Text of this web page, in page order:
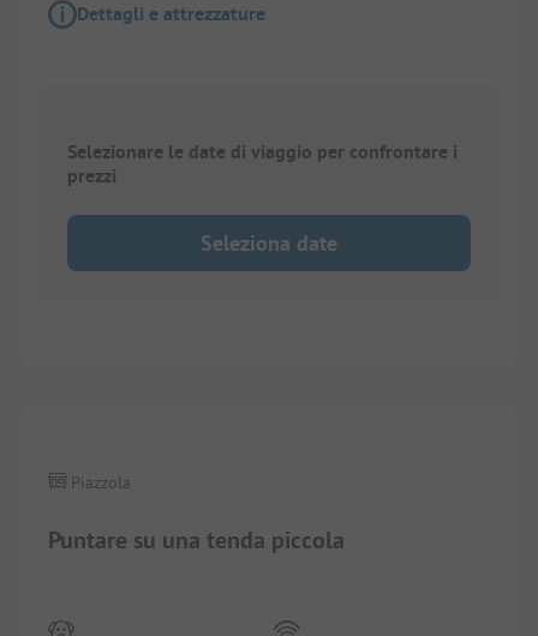
Dettagli e attrezzature
Selezionare le date di viaggio per confrontare i
prezzi
Seleziona date
Puntare su una tenda piccola
Piazzola